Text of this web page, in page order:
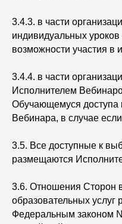
3.4.3. в части
индивидуальных
возможности участия в
3.4.4. в части
Исполнителем
Обучающемуся доступа
Вебинара, в случае
3.5. Все доступные к
размещаются
3.6. Отношения Сторон
образовательных услуг
Федеральным законом